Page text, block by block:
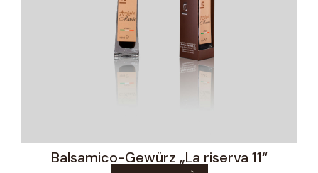
Balsamico-Gewürz „La riserva 11“